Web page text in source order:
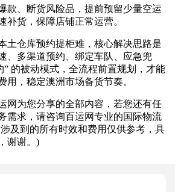
、断货风险品，提前预留少量空运
补货，保障店铺正常运营。
仓库预约提柜难，核心解决思路是
、多渠道预约、绑定车队、应急兜
” 的被动模式，全流程前置规划，才能
用，稳定澳洲市场备货节奏。
为您分享的全部内容，若您还有任
需求，请咨询百运网专业的国际物流
及到的所有时效和费用仅供参考，具
谢谢。)